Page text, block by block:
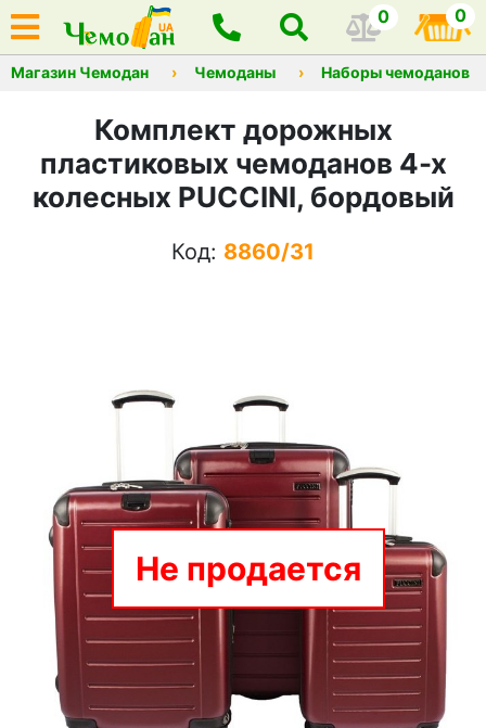
0 0
Магазин Чемодан Чемоданы Наборы чемоданов
Комплект дорожных
пластиковых чемоданов 4-х
колесных PUCCINI, бордовый
Код: 8860/31
Не продается